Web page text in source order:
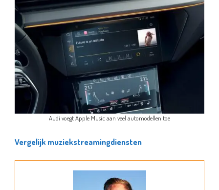
Audi voegt Apple Music aan veel automodellen toe
Vergelijk muziekstreamingdiensten